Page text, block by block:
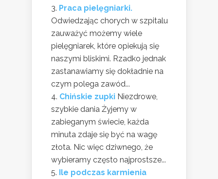
Praca pielęgniarki.
Odwiedzając chorych w szpitalu
zauważyć możemy wiele
pielęgniarek, które opiekują się
naszymi bliskimi. Rzadko jednak
zastanawiamy się dokładnie na
czym polega zawód...
Chińskie zupki Niezdrowe,
szybkie dania Żyjemy w
zabieganym świecie, każda
minuta zdaje się być na wagę
złota. Nic więc dziwnego, że
wybieramy często najprostsze...
Ile podczas karmienia